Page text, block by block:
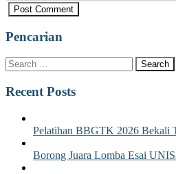
Pencarian
Recent Posts
Pelatihan BBGTK 2026 Bekali
Borong Juara Lomba Esai